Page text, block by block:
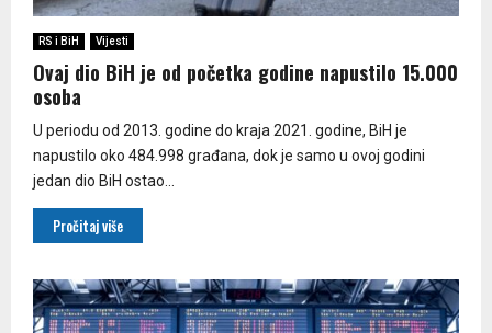
RS i BiH Vijesti
Ovaj dio BiH je od početka godine napustilo 15.000
osoba
U periodu od 2013. godine do kraja 2021. godine, BiH je
napustilo oko 484.998 građana, dok je samo u ovoj godini
jedan dio BiH ostao...
Pročitaj više